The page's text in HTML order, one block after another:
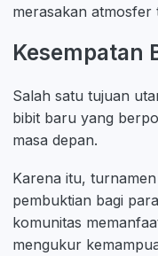
merasakan atmosfer
Kesempatan
Salah satu tujuan
bibit baru yang
masa depan.
Karena itu,
pembuktian bagi
komunitas
mengukur